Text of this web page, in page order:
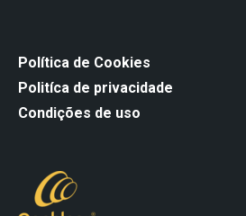
Política de Cookies
Politíca de privacidade
Condições de uso